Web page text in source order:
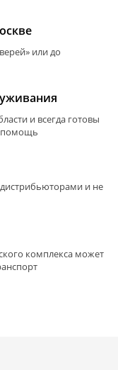
или до
и всегда готовы
помощь
и не
комплекса может